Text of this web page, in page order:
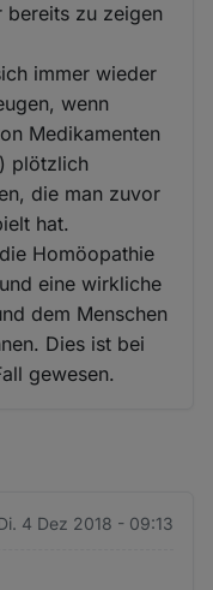
bereits zu zeigen
immer wieder
wenn
Medikamenten
plötzlich
die man zuvor
hat.
Homöopathie
eine wirkliche
dem Menschen
Dies ist bei
gewesen.
4 Dez 2018 - 09:13